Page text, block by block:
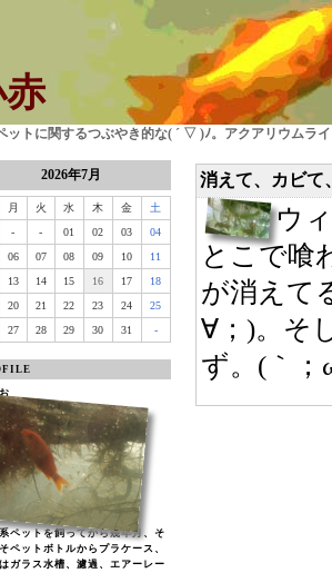
ットに関するつぶやき的な( ´ ▽ )ﾉ。アクアリウムラ
2026年7月
月 火 水 木 金
土
- - 01 02 03
04
06 07 08 09 10
11
13 14 15 16 17
18
20 21 22 23 24
25
27 28 29 30 31 -
ペットを飼ってから幾年月、そ
ペットボトルからプラケース、
ガラス水槽、濾過、エアーレー
消えて、カビて
ウ
とこで喰
が消えて
∀；)。そ
ず。(｀；